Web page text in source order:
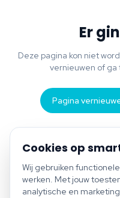
Cookies op
Wij gebruiken
werken. Met jouw
analytische en
Er
Deze pagina kon niet
vernieuwen of
Pagina